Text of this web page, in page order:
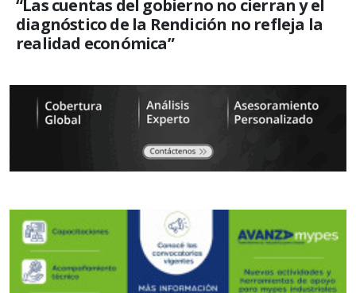
“Las cuentas del gobierno no cierran y el
diagnóstico de la Rendición no refleja la
realidad económica”